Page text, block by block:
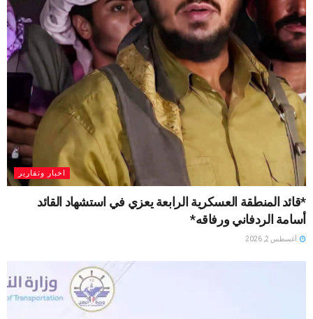
اخبار وتقارير
*قائد المنطقة العسكرية الرابعة يعزي في استشهاد القائد
أسامة الردفاني ورفاقه*
أغسطس 2, 2026